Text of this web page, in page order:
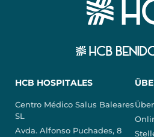
HCB HOSPITALES
Centro Médico Salus Baleares
SL
Avda. Alfonso Puchades, 8